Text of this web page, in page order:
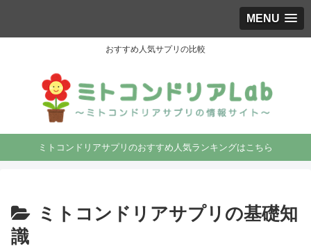
MENU
おすすめ人気サプリの比較
ミトコンドリアサプリのおすすめ人気ランキングはこちら
ミトコンドリアサプリの基礎知
識